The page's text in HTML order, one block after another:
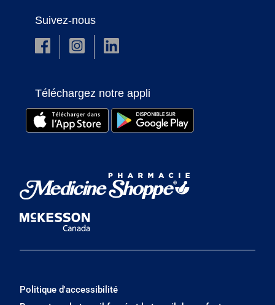
Suivez-nous
Téléchargez notre appli
Politique d'accessibilité